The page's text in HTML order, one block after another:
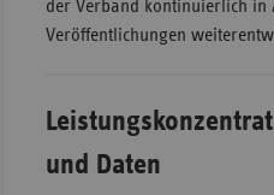
der Verband kontinuierlich in
Veröffentlichungen
und Daten